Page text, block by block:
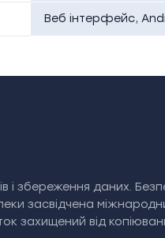
Веб інтерфейс,
збереження даних.
засвідчена
захищений від